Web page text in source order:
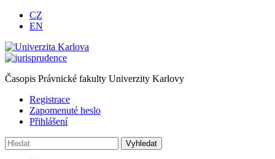
CZ
EN
Časopis Právnické fakulty Univerzity Karlovy
Registrace
Zapomenuté heslo
Přihlášení